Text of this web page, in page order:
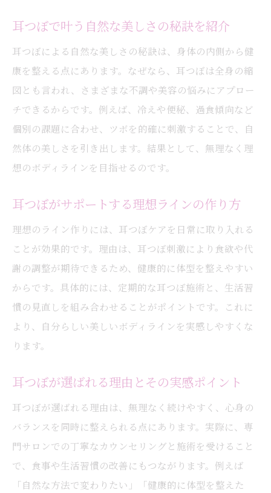
耳つぼで叶う自然な美しさの秘訣を紹介
耳つぼによる自然な美しさの秘訣は、身体の内側から健
康を整える点にあります。なぜなら、耳つぼは全身の縮
図とも言われ、さまざまな不調や美容の悩みにアプロー
チできるからです。例えば、冷えや便秘、過食傾向など
個別の課題に合わせ、ツボを的確に刺激することで、自
然体の美しさを引き出します。結果として、無理なく理
想のボディラインを目指せるのです。
耳つぼがサポートする理想ラインの作り方
理想のライン作りには、耳つぼケアを日常に取り入れる
ことが効果的です。理由は、耳つぼ刺激により食欲や代
謝の調整が期待できるため、健康的に体型を整えやすい
からです。具体的には、定期的な耳つぼ施術と、生活習
慣の見直しを組み合わせることがポイントです。これに
より、自分らしい美しいボディラインを実感しやすくな
ります。
耳つぼが選ばれる理由とその実感ポイント
耳つぼが選ばれる理由は、無理なく続けやすく、心身の
バランスを同時に整えられる点にあります。実際に、専
門サロンでの丁寧なカウンセリングと施術を受けること
で、食事や生活習慣の改善にもつながります。例えば
「自然な方法で変わりたい」「健康的に体型を整えた